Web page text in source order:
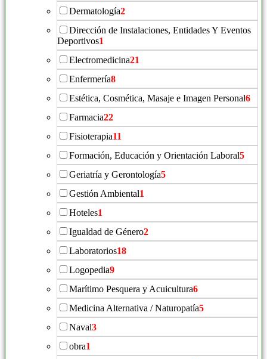
Dermatología2
Dirección de Instalaciones, Entidades Y Eventos
Deportivos1
Electromedicina21
Enfermería8
Estética, Cosmética, Masaje e Imagen Personal6
Farmacia22
Fisioterapia11
Formación, Educación y Orientación Laboral5
Geriatría y Gerontología5
Gestión Ambiental1
Hoteles1
Igualdad de Género2
Laboratorios18
Logopedia9
Marítimo Pesquera y Acuicultura6
Medicina Alternativa / Naturopatía5
Naval3
obra1